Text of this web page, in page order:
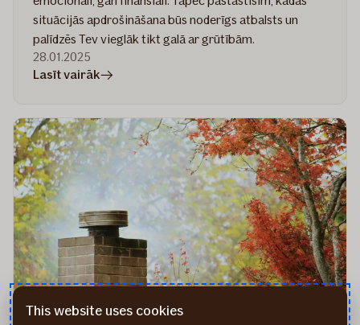
situācijās apdrošināšana būs noderīgs atbalsts un
palīdzēs Tev vieglāk tikt galā ar grūtībām.
28.01.2025
Lasīt vairākrakstā
mājokli?
This website uses cookies